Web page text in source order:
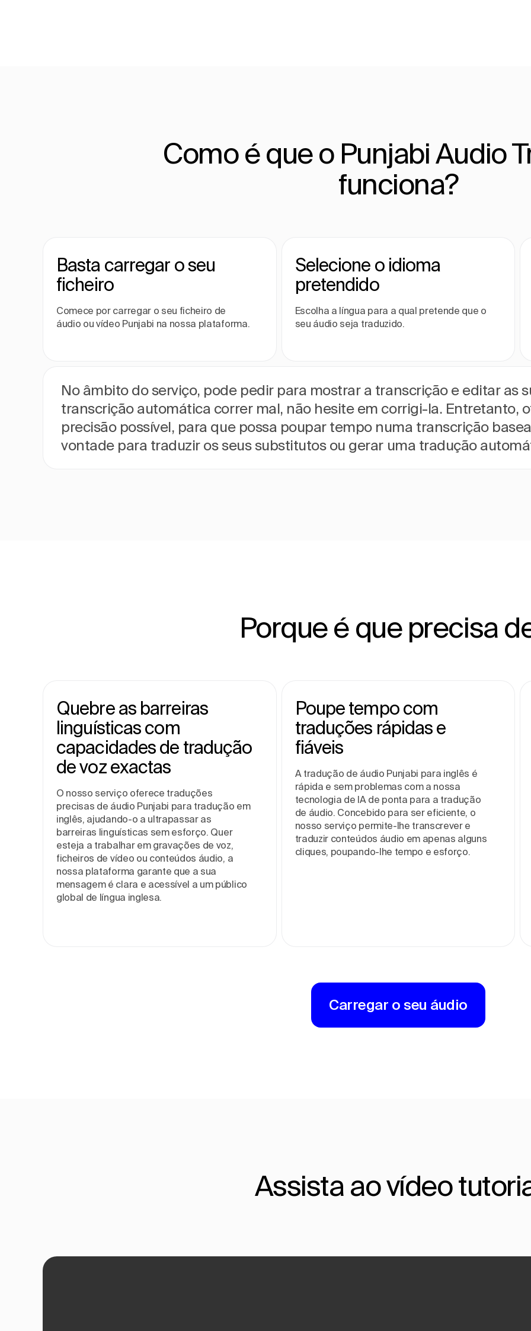
Como é que o Punjabi Audio
funciona?
Basta carregar o seu
ficheiro
Comece por carregar o seu ficheiro de
áudio ou vídeo Punjabi na nossa plataforma.
Selecione o idioma
pretendido
Escolha a língua para a qual pretende que o
seu áudio seja traduzido.
No âmbito do serviço, pode pedir para mostrar a transcrição e editar as
transcrição automática correr mal, não hesite em corrigi-la. Entretanto,
precisão possível, para que possa poupar tempo numa transcrição
vontade para traduzir os seus substitutos ou gerar uma tradução
Porque é que precisa
Quebre as barreiras
linguísticas com
capacidades de tradução
de voz exactas
O nosso serviço oferece traduções
precisas de áudio Punjabi para tradução em
inglês, ajudando-o a ultrapassar as
barreiras linguísticas sem esforço. Quer
esteja a trabalhar em gravações de voz,
ficheiros de vídeo ou conteúdos áudio, a
nossa plataforma garante que a sua
mensagem é clara e acessível a um público
global de língua inglesa.
Poupe tempo com
traduções rápidas e
fiáveis
A tradução de áudio Punjabi para inglês é
rápida e sem problemas com a nossa
tecnologia de IA de ponta para a tradução
de áudio. Concebido para ser eficiente, o
nosso serviço permite-lhe transcrever e
traduzir conteúdos áudio em apenas alguns
cliques, poupando-lhe tempo e esforço.
Carregar o seu áudio
Assista ao vídeo